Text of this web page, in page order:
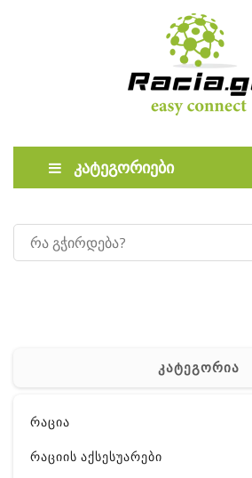
კატეგორიები
კატეგორია
რაცია
რაციის აქსესუარები